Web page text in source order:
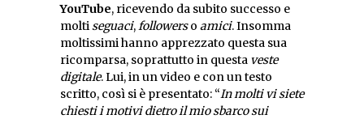
YouTube, ricevendo da subito successo e
molti seguaci, followerso amici. Insomma
moltissimi hanno apprezzato questa sua
ricomparsa, soprattutto in questa veste
digitale. Lui, in un video e con un testo
scritto, così si è presentato: “In molti vi siete
chiesti i motivi dietro il mio sbarco sui